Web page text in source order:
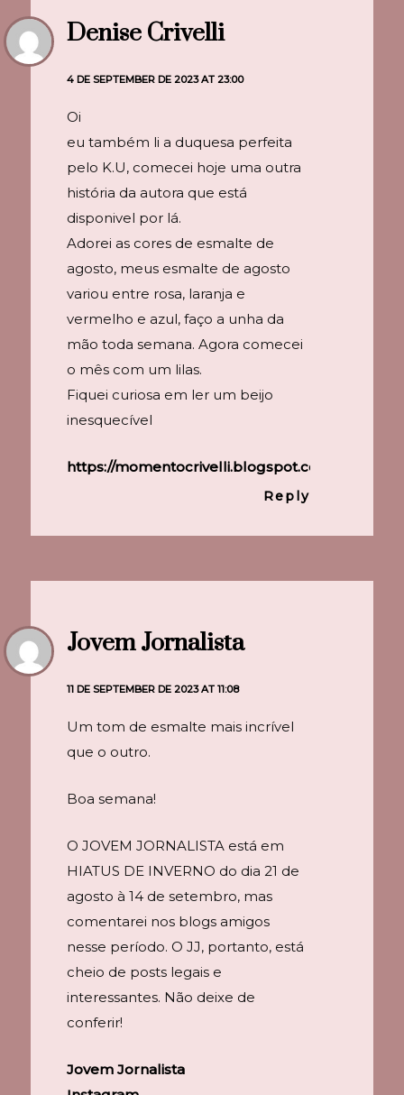
Denise Crivelli
4 DE SEPTEMBER DE 2023 AT 23:00
Oi
eu também li a duquesa perfeita
pelo K.U, comecei hoje uma outra
história da autora que está
disponivel por lá.
Adorei as cores de esmalte de
agosto, meus esmalte de agosto
variou entre rosa, laranja e
vermelho e azul, faço a unha da
mão toda semana. Agora comecei
o mês com um lilas.
Fiquei curiosa em ler um beijo
inesquecível
https://momentocrivelli.blogspot.com/
Reply
Jovem Jornalista
11 DE SEPTEMBER DE 2023 AT 11:08
Um tom de esmalte mais incrível
que o outro.
Boa semana!
O JOVEM JORNALISTA está em
HIATUS DE INVERNO do dia 21 de
agosto à 14 de setembro, mas
comentarei nos blogs amigos
nesse período. O JJ, portanto, está
cheio de posts legais e
interessantes. Não deixe de
conferir!
Jovem Jornalista